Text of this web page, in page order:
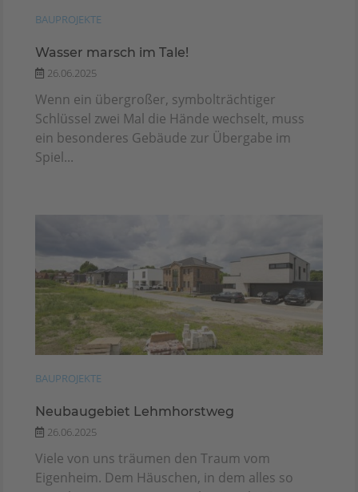
BAUPROJEKTE
Wasser marsch im Tale!
26.06.2025
Wenn ein übergroßer, symbolträchtiger
Schlüssel zwei Mal die Hände wechselt, muss
ein besonderes Gebäude zur Übergabe im
Spiel...
BAUPROJEKTE
Neubaugebiet Lehmhorstweg
26.06.2025
Viele von uns träumen den Traum vom
Eigenheim. Dem Häuschen, in dem alles so